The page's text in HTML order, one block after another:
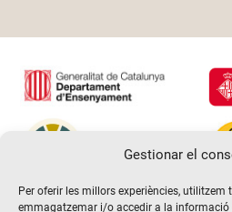
Gestionar el
Per oferir les millors experiències,
emmagatzemar i/o accedir a la informació